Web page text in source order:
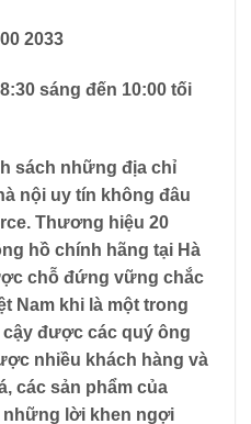
2033
sáng đến 10:00 tối
sách những địa chỉ
nội uy tín không đâu
Thương hiệu 20
hồ chính hãng tại Hà
chỗ đứng vững chắc
Nam khi là một trong
được các quý ông
nhiều khách hàng và
các sản phẩm của
những lời khen ngợi